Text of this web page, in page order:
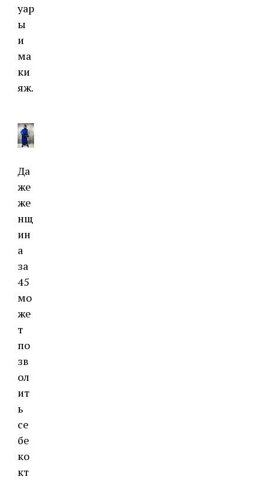
уар
ы
и
ма
ки
яж.
Да
же
же
нщ
ин
а
за
45
мо
же
т
по
зв
ол
ит
ь
се
бе
ко
кт